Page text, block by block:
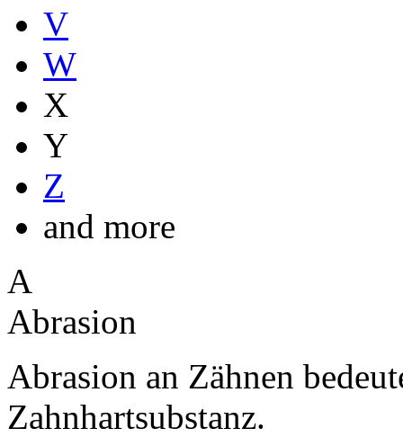
V
W
X
Y
Z
and more
A
Abrasion
Abrasion an Zähnen
Zahnhartsubstanz.